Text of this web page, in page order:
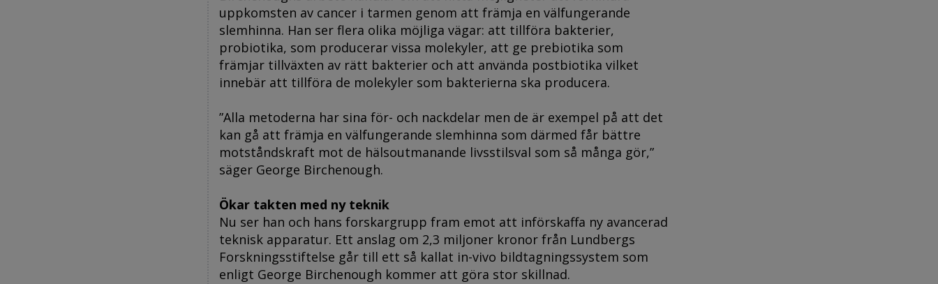
uppkomsten av cancer i tarmen genom att främja en välfungerande
slemhinna. Han ser flera olika möjliga vägar: att tillföra bakterier,
probiotika, som producerar vissa molekyler, att ge prebiotika som
främjar tillväxten av rätt bakterier och att använda postbiotika vilket
innebär att tillföra de molekyler som bakterierna ska producera.
”Alla metoderna har sina för- och nackdelar men de är exempel på att det
kan gå att främja en välfungerande slemhinna som därmed får bättre
motståndskraft mot de hälsoutmanande livsstilsval som så många gör,”
säger George Birchenough.
Ökar takten med ny teknik
Nu ser han och hans forskargrupp fram emot att införskaffa ny avancerad
teknisk apparatur. Ett anslag om 2,3 miljoner kronor från Lundbergs
Forskningsstiftelse går till ett så kallat in-vivo bildtagningssystem som
enligt George Birchenough kommer att göra stor skillnad.